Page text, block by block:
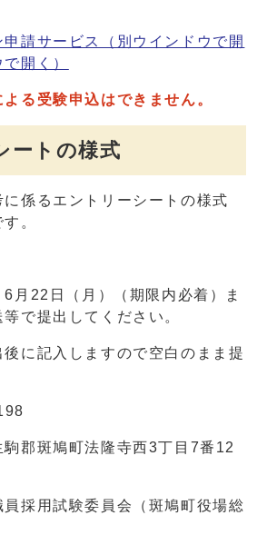
請サービス（別ウインドウで開
開く）
よる受験申込はできません。
ートの様式
係るエントリーシートの様式
。
月22日（月）（期限内必着）ま
で提出してください。
に記入しますので空白のまま提
鳩町法隆寺西3丁目7番12
試験委員会（斑鳩町役場総